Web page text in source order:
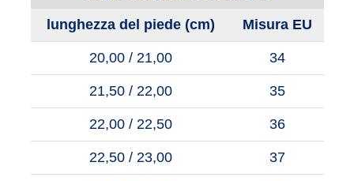
lunghezza del piede (cm) Misura EU
20,00 / 21,00 34
21,50 / 22,00 35
22,00 / 22,50 36
22,50 / 23,00 37